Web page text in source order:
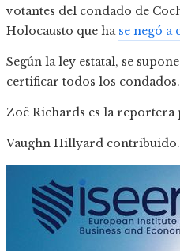
votantes del condado de
Holocausto que ha se negó a
Según la ley estatal, se
certificar todos los condados.
Zoë Richards es la reportera
Vaughn Hillyard contribuido.